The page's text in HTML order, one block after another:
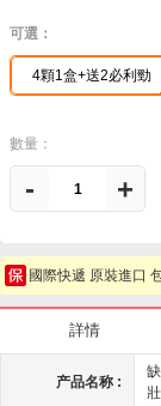
可選：
4顆1盒+送2必利勁
數量：
- +
國際快遞 原裝進口
詳情
产品名称 :